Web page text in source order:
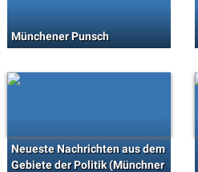
Münchener Punsch
Neueste Nachrichten aus dem
Gebiete der Politik (Münchner